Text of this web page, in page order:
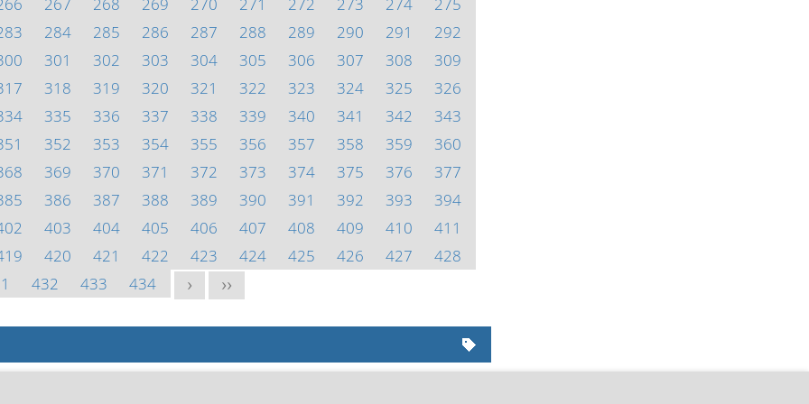
284 285 286 287 288 289 290 291
292
301 302 303 304 305 306 307 308
309
318 319 320 321 322 323 324 325
326
335 336 337 338 339 340 341 342
343
352 353 354 355 356 357 358 359
360
369 370 371 372 373 374 375 376
377
386 387 388 389 390 391 392 393
394
403 404 405 406 407 408 409 410
411
420 421 422 423 424 425 426 427
428
432 433 434 > >>